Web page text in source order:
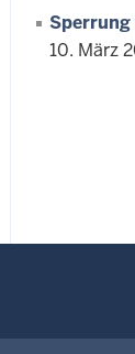
Sperrung
10. März